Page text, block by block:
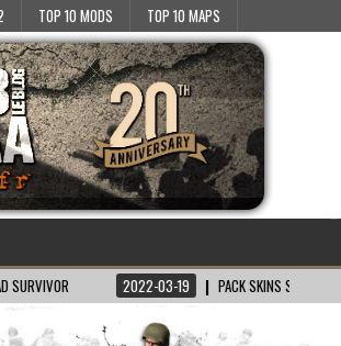
TOP 10 MODS TOP 10 MAPS
2022-03-19 PACK SKINS SH/BT POUR MOH:AA